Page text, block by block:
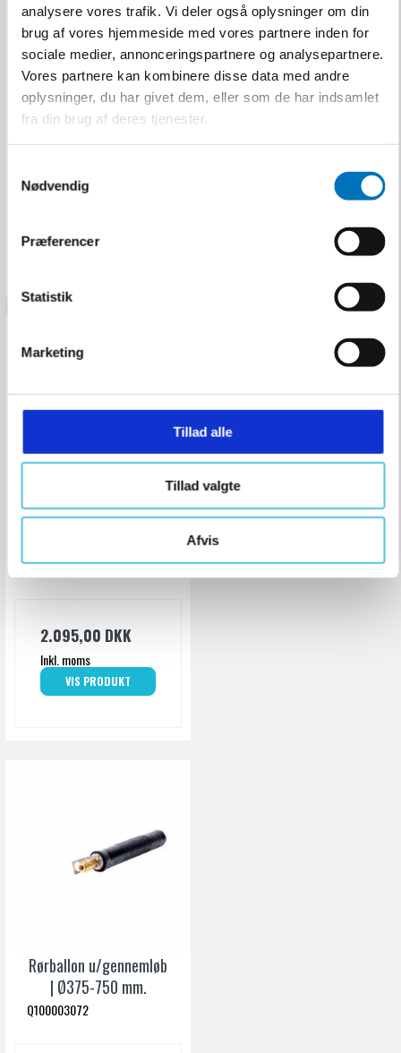
analysere vores trafik. Vi deler også oplysninger om din
brug af vores hjemmeside med vores partnere inden for
sociale medier, annonceringspartnere og analysepartnere.
Vores partnere kan kombinere disse data med andre
oplysninger, du har givet dem, eller som de har indsamlet
fra din brug af deres tjenester.
Nødvendig
Præferencer
Statistik
Marketing
Tillad alle
Tillad valgte
Afvis
Rørballon u/gennemløb
| Ø70-150 mm.
Q100001002
1.055,00 DKK
VIS PRODUKT
Rørballon u/gennemløb
Q100001015
2.095,00 DKK
Inkl. moms
VIS PRODUKT
Rørballon u/gennemløb
| Ø375-750 mm.
Q100003072